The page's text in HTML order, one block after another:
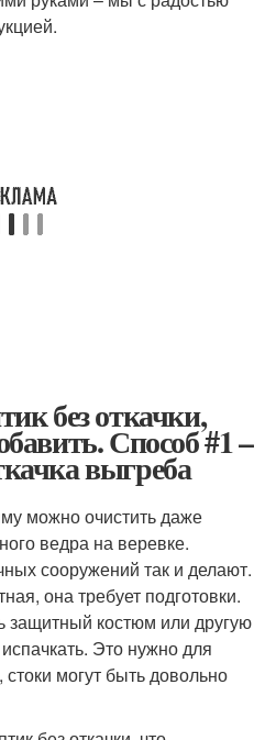
без откачки,
Способ #1 –
выгреба
можно очистить даже
ведра на веревке.
сооружений так и делают.
она требует подготовки.
защитный костюм или другую
Это нужно для
могут быть довольно